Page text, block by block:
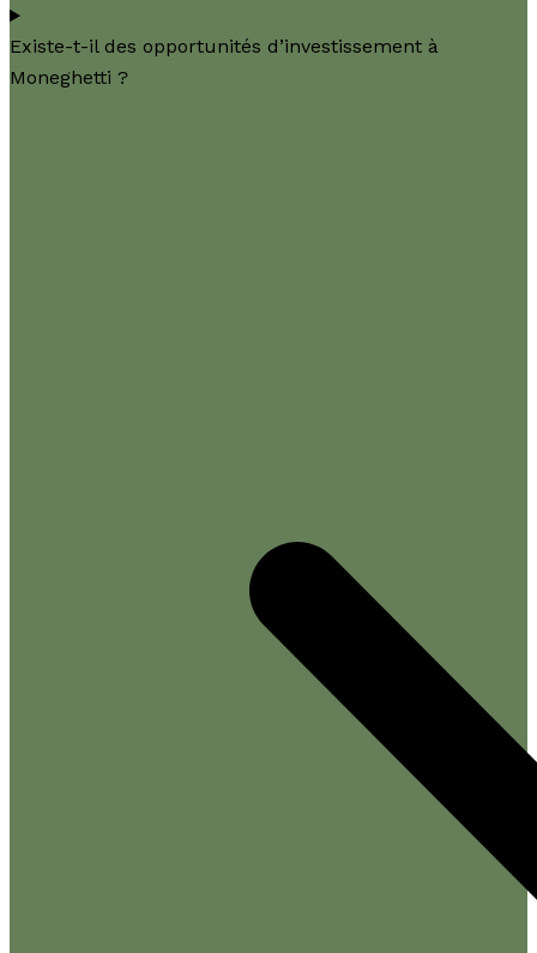
Existe-t-il des opportunités d’investissement à
Moneghetti ?